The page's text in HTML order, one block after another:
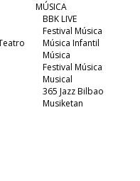
MÚSICA
BBK LIVE
Festival Música
Música Infantil
Música
Festival Música
Musical
365 Jazz Bilbao
Musiketan